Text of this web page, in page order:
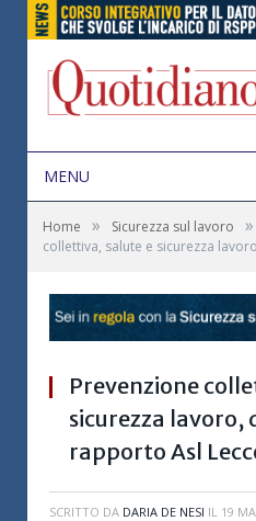
MENU
Home » Sicurezza sul lavoro »
collettiva, salute e sicurezza
Prevenzione
sicurezza lavoro,
rapporto Asl
SCRITTO DA DARIA DE NESI IL 19